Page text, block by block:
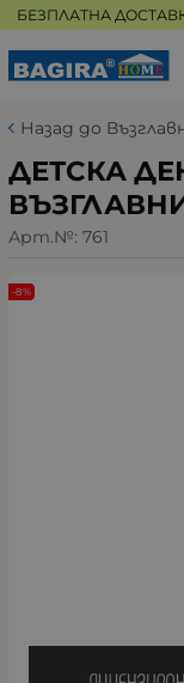
БЕЗПЛАТНА
Назад до
ДЕТСКА
Арт.№: 761
-8%